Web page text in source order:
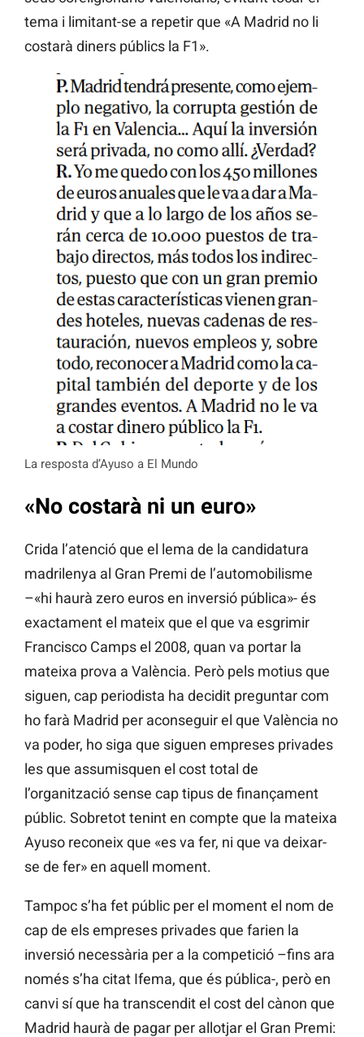
tema i limitant-se a repetir que «A Madrid no li
costarà diners públics la F1».
La resposta d’Ayuso a El Mundo
«No costarà ni un euro»
Crida l’atenció que el lema de la candidatura
madrilenya al Gran Premi de l’automobilisme
–«hi haurà zero euros en inversió pública»- és
exactament el mateix que el que va esgrimir
Francisco Camps el 2008, quan va portar la
mateixa prova a València. Però pels motius que
siguen, cap periodista ha decidit preguntar com
ho farà Madrid per aconseguir el que València no
va poder, ho siga que siguen empreses privades
les que assumisquen el cost total de
l’organització sense cap tipus de finançament
públic. Sobretot tenint en compte que la mateixa
Ayuso reconeix que «es va fer, ni que va deixar-
se de fer» en aquell moment.
Tampoc s’ha fet públic per el moment el nom de
cap de els empreses privades que farien la
inversió necessària per a la competició –fins ara
només s’ha citat Ifema, que és pública-, però en
canvi sí que ha transcendit el cost del cànon que
Madrid haurà de pagar per allotjar el Gran Premi: